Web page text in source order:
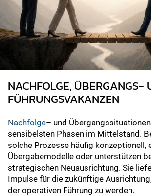
NACHFOLGE, ÜBERGANGS-
FÜHRUNGSVAKANZEN
Nachfolge– und
sensibelsten Phasen im Mittelstand.
solche Prozesse häufig konzeptionell,
Übergabemodelle oder unterstützen
strategischen Neuausrichtung. Sie
Impulse für die zukünftige
der operativen Führung zu werden.